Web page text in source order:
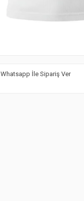
Whatsapp İle Sipariş Ver